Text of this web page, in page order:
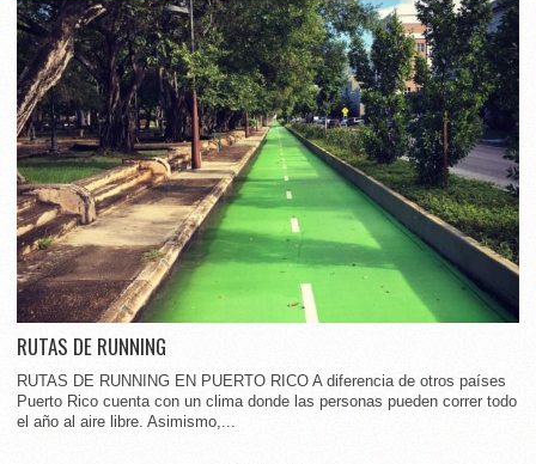
RUTAS DE RUNNING
RUTAS DE RUNNING EN PUERTO RICO A diferencia de otros países
Puerto Rico cuenta con un clima donde las personas pueden correr todo
el año al aire libre. Asimismo,...